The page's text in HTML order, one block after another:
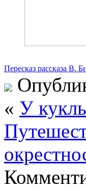
Пересказ рассказа В.
« У